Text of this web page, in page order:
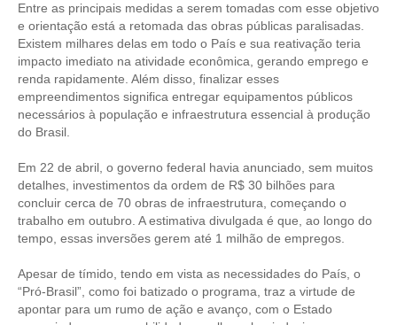
PISO SALARIAL
FIQUE POR DENTRO
OPORTUNIDADES
EMPREGO E ESTÁGIO
CARREIRA
NEWSLETTER
Entre as principais medidas a serem tomadas com esse objetivo
e orientação está a retomada das obras públicas paralisadas.
Existem milhares delas em todo o País e sua reativação teria
impacto imediato na atividade econômica, gerando emprego e
renda rapidamente. Além disso, finalizar esses
empreendimentos significa entregar equipamentos públicos
necessários à população e infraestrutura essencial à produção
do Brasil.
Em 22 de abril, o governo federal havia anunciado, sem muitos
detalhes, investimentos da ordem de R$ 30 bilhões para
concluir cerca de 70 obras de infraestrutura, começando o
trabalho em outubro. A estimativa divulgada é que, ao longo do
tempo, essas inversões gerem até 1 milhão de empregos.
Apesar de tímido, tendo em vista as necessidades do País, o
“Pró-Brasil”, como foi batizado o programa, traz a virtude de
apontar para um rumo de ação e avanço, com o Estado